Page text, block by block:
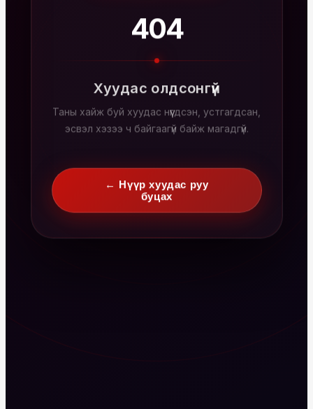
404
Хуудас олдсонгүй
Таны хайж буй хуудас нүүгдсэн, устгагдсан,
эсвэл хэзээ ч байгаагүй байж магадгүй.
← Нүүр хуудас руу
буцах